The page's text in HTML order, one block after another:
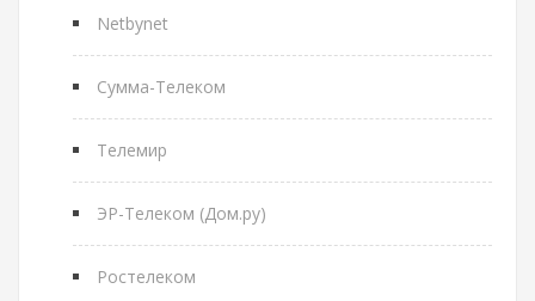
Netbynet
Сумма-Телеком
Телемир
ЭР-Телеком (Дом.ру)
Ростелеком